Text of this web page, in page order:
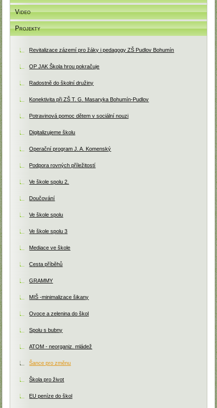
Video
Projekty
Revitalizace zázemí pro žáky i pedagogy ZŠ Pudlov Bohumín
OP JAK Škola hrou pokračuje
Radostně do školní družiny
Konektivita při ZŠ T. G. Masaryka Bohumín-Pudlov
Potravinová pomoc dětem v sociální nouzi
Digitalizujeme školu
Operační program J. A. Komenský
Podpora rovných příležitostí
Ve škole spolu 2.
Doučování
Ve škole spolu
Ve škole spolu 3
Mediace ve škole
Cesta příběhů
GRAMMY
MIŠ -minimalizace šikany
Ovoce a zelenina do škol
Spolu s bubny
ATOM - neorganiz. mládež
Šance pro změnu
Škola pro život
EU peníze do škol